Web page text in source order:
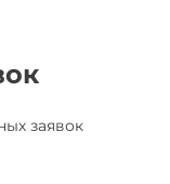
заявок